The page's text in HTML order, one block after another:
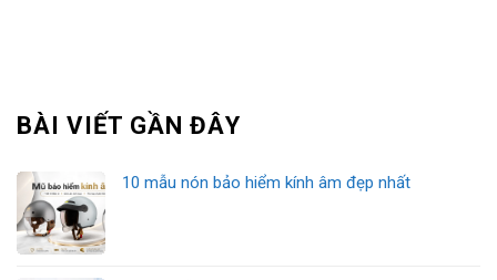
BÀI VIẾT GẦN ĐÂY
10 mẫu nón bảo hiểm kính âm đẹp nhất